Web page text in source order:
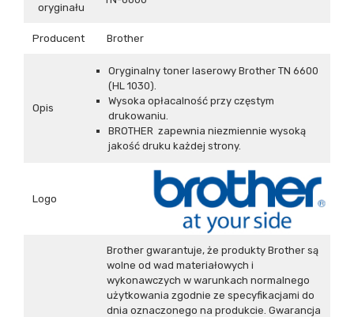
oryginału
Producent Brother
Opis
Oryginalny toner laserowy Brother TN 6600
(HL 1030).
Wysoka opłacalność przy częstym
drukowaniu.
BROTHER zapewnia niezmiennie wysoką
jakość druku każdej strony.
Logo
Brother gwarantuje, że produkty Brother są
wolne od wad materiałowych i
wykonawczych w warunkach normalnego
użytkowania zgodnie ze specyfikacjami do
dnia oznaczonego na produkcie. Gwarancja